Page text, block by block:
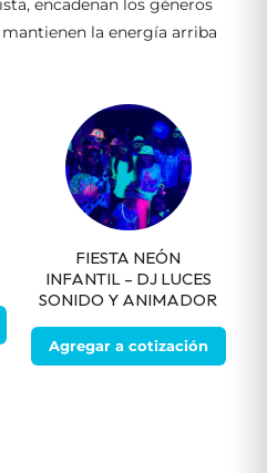
encadenan los géneros
la energía arriba
FIESTA NEÓN
INFANTIL – DJ LUCES
SONIDO Y ANIMADOR
Agregar a cotización